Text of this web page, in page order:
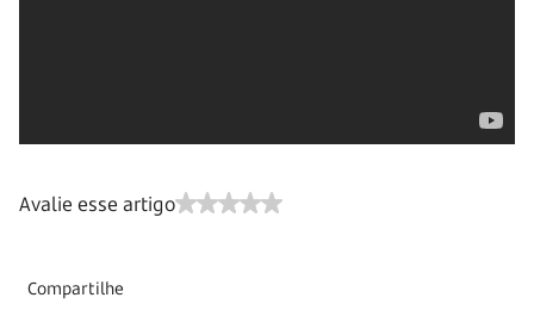
Avalie esse artigo
Compartilhe